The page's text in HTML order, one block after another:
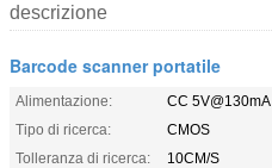
descrizione
Barcode scanner portatile
Alimentazione:
CC 5V@130mA
Tipo di ricerca:
CMOS
Tolleranza di ricerca:
10CM/S